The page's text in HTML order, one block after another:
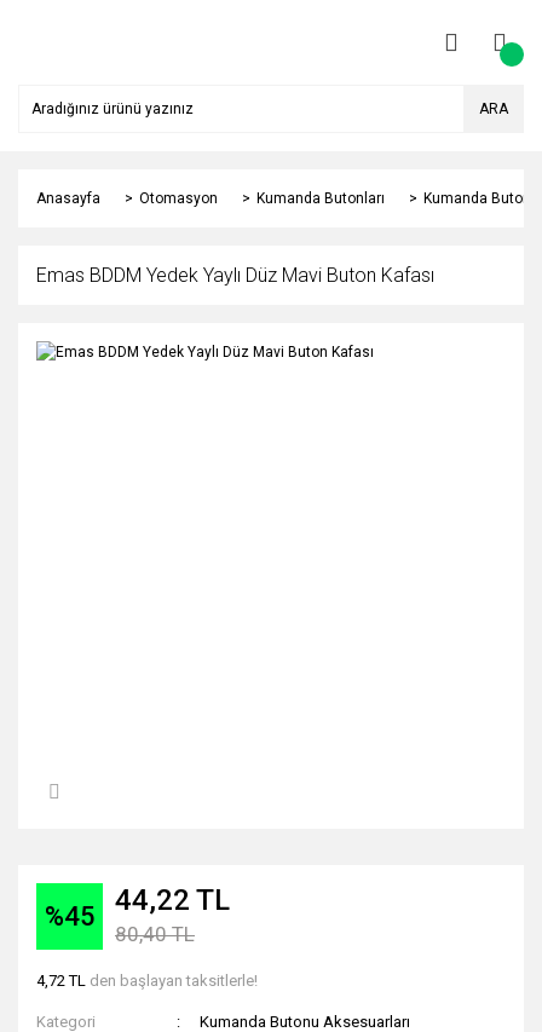
ARA
Anasayfa Otomasyon Kumanda Butonları Kumanda
Emas BDDM Yedek Yaylı Düz Mavi Buton Kafası
%45 44,22 TL
80,40 TL
4,72 TL den başlayan taksitlerle!
Kategori
Kumanda Butonu Aksesuarları